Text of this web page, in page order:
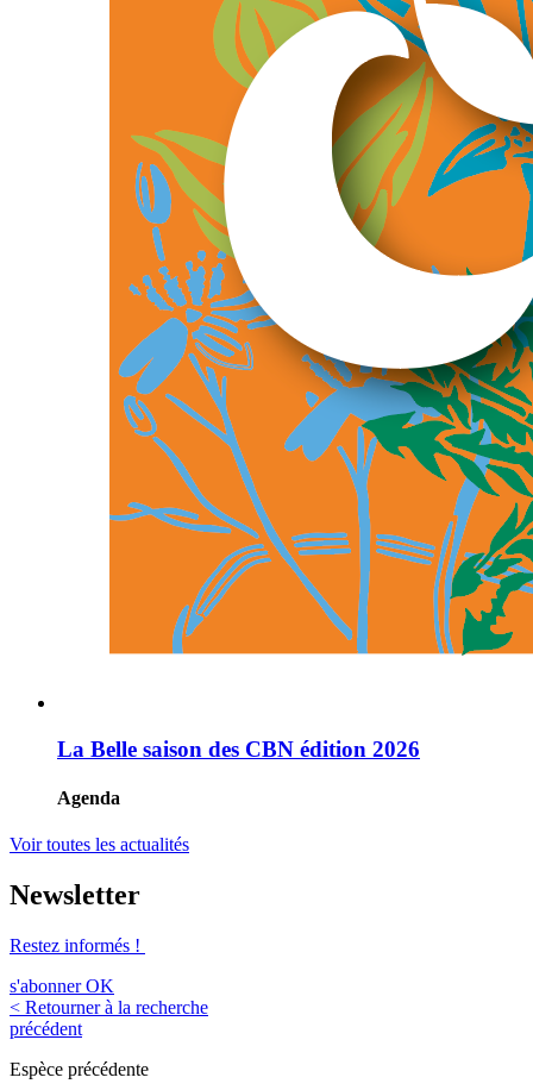
La Belle saison des CBN édition 2026
Agenda
Voir toutes les actualités
Newsletter
Restez informés !
s'abonner OK
< Retourner à la recherche
précédent
Espèce précédente